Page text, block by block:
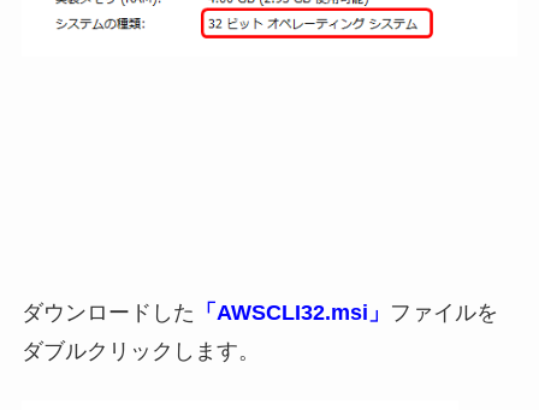
ダウンロードした 「AWSCLI32.msi」 ファイルを
ダブルクリックします。